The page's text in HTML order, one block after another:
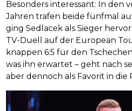
Besonders interessant: In den
Jahren trafen beide fünfmal
ging Sedlacek als Sieger
TV-Duell auf der European
knappen 6:5 für den
was ihn erwartet – geht nach
aber dennoch als Favorit in die